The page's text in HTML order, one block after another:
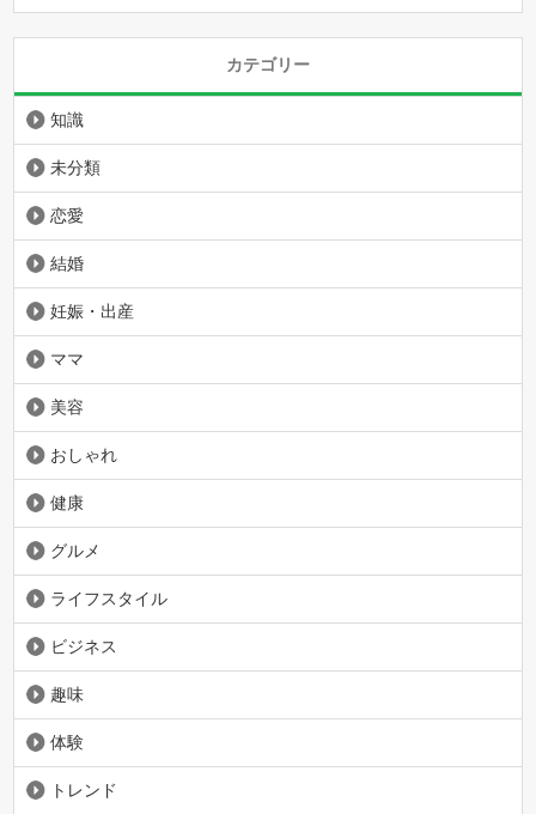
カテゴリー
知識
未分類
恋愛
結婚
妊娠・出産
ママ
美容
おしゃれ
健康
グルメ
ライフスタイル
ビジネス
趣味
体験
トレンド